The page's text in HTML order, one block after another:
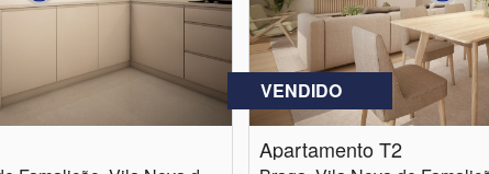
VENDIDO
Apartamento T2